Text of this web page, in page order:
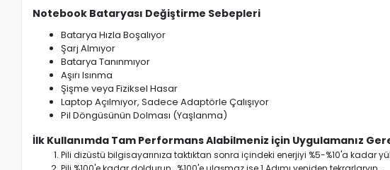
Notebook Bataryası Değiştirme Sebepleri
Batarya Hızla Boşalıyor
Şarj Almıyor
Batarya Tanınmıyor
Aşırı Isınma
Şişme veya Fiziksel Hasar
Laptop Açılmıyor, Sadece Adaptörle Çalışıyor
Pil Döngüsünün Dolması (Yaşlanma)
İlk Kullanımda Tam Performans Alabilmeniz için Uygulamanız
Pili dizüstü bilgisayarınıza taktıktan sonra içindeki enerjiyi %5-%10'a